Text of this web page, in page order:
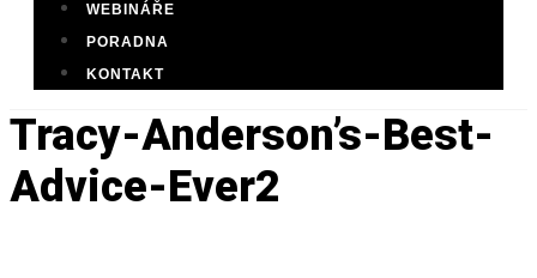
WEBINÁŘE
PORADNA
KONTAKT
Tracy-Anderson’s-Best-
Advice-Ever2